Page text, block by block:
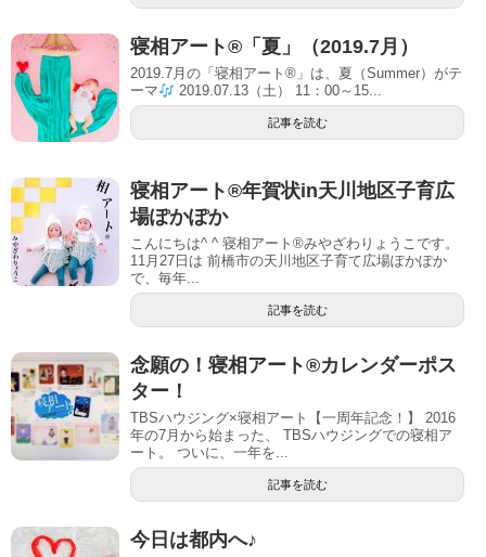
寝相アート®「夏」（2019.7月）
2019.7月の「寝相アート®」は、夏（Summer）がテ
ーマ
2019.07.13（土） 11：00～15...
記事を読む
寝相アート®︎年賀状in天川地区子育広
場ぽかぽか
こんにちは^ ^ 寝相アート®︎みやざわりょうこです。
11月27日は 前橋市の天川地区子育て広場ぽかぽか
で、毎年...
記事を読む
念願の！寝相アート®︎カレンダーポス
ター！
TBSハウジング×寝相アート【一周年記念！】 2016
年の7月から始まった、 TBSハウジングでの寝相ア
ート。 ついに、一年を...
記事を読む
今日は都内へ♪